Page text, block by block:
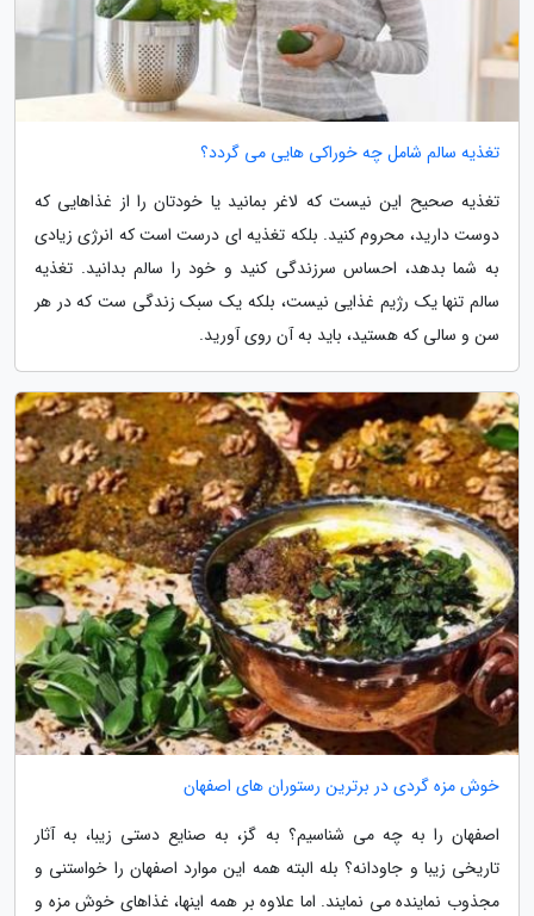
تغذیه سالم شامل چه خوراکی هایی می گردد؟
تغذیه صحیح این نیست که لاغر بمانید یا خودتان را از غذاهایی که
دوست دارید، محروم کنید. بلکه تغذیه ای درست است که انرژی زیادی
به شما بدهد، احساس سرزندگی کنید و خود را سالم بدانید. تغذیه
سالم تنها یک رژیم غذایی نیست، بلکه یک سبک زندگی ست که در هر
سن و سالی که هستید، باید به آن روی آورید.
خوش مزه گردی در برترین رستوران های اصفهان
اصفهان را به چه می شناسیم؟ به گز، به صنایع دستی زیبا، به آثار
تاریخی زیبا و جاودانه؟ بله البته همه این موارد اصفهان را خواستنی و
مجذوب نماینده می نمایند. اما علاوه بر همه اینها، غذاهای خوش مزه و